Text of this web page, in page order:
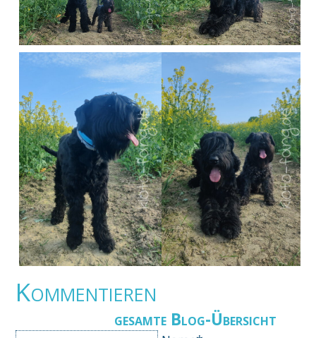
Kommentieren
gesamte Blog-Übersicht